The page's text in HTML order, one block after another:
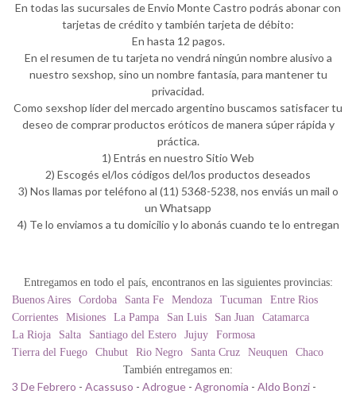
En todas las sucursales de Envio Monte Castro podrás abonar con
tarjetas de crédito y también tarjeta de débito:
En hasta 12 pagos.
En el resumen de tu tarjeta no vendrá ningún nombre alusivo a
nuestro sexshop, sino un nombre fantasía, para mantener tu
privacidad.
Como sexshop líder del mercado argentino buscamos satisfacer tu
deseo de comprar productos eróticos de manera súper rápida y
práctica.
1) Entrás en nuestro Sitio Web
2) Escogés el/los códigos del/los productos deseados
3) Nos llamas por teléfono al (11) 5368-5238, nos enviás un mail o
un Whatsapp
4) Te lo enviamos a tu domicilio y lo abonás cuando te lo entregan
Entregamos en todo el país, encontranos en las siguientes provincias:
Buenos Aires
Cordoba Santa Fe Mendoza Tucuman
Entre Rios
Corrientes
Misiones La Pampa San Luis San Juan
Catamarca
La Rioja
Salta Santiago del Estero Jujuy
Formosa
Tierra del Fuego
Chubut Rio Negro Santa Cruz Neuquen
Chaco
También entregamos en:
3 De Febrero - Acassuso - Adrogue - Agronomia - Aldo Bonzi -